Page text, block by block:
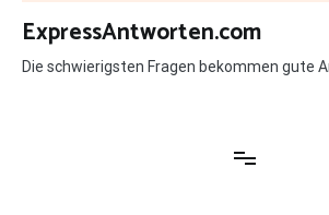
Zum
Inhalt
springen
ExpressAntworten.com
Die schwierigsten Fragen bekommen gute